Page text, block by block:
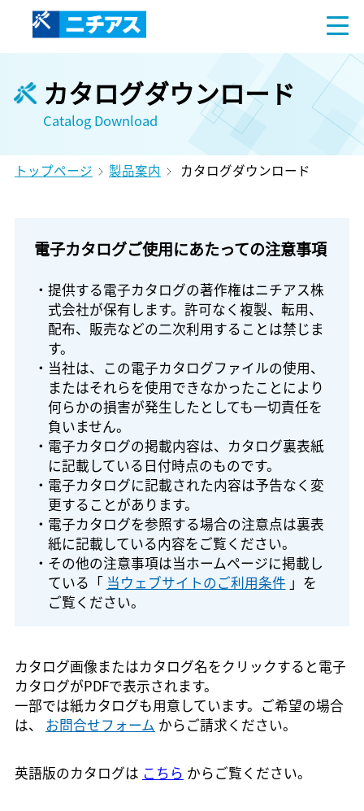
カタログダウンロード
Catalog Download
トップページ 製品案内 カタログダウンロード
電子カタログご使用にあたっての注意事項
・提供する電子カタログの著作権はニチアス株
式会社が保有します。許可なく複製、転用、
配布、販売などの二次利用することは禁じま
す。
・当社は、この電子カタログファイルの使用、
またはそれらを使用できなかったことにより
何らかの損害が発生したとしても一切責任を
負いません。
・電子カタログの掲載内容は、カタログ裏表紙
に記載している日付時点のものです。
・電子カタログに記載された内容は予告なく変
更することがあります。
・電子カタログを参照する場合の注意点は裏表
紙に記載している内容をご覧ください。
・その他の注意事項は当ホームページに掲載し
ている「 当ウェブサイトのご利用条件 」を
ご覧ください。
カタログ画像またはカタログ名をクリックすると電子
カタログがPDFで表示されます。
一部では紙カタログも用意しています。ご希望の場合
は、 お問合せフォーム からご請求ください。
英語版のカタログは こちら からご覧ください。